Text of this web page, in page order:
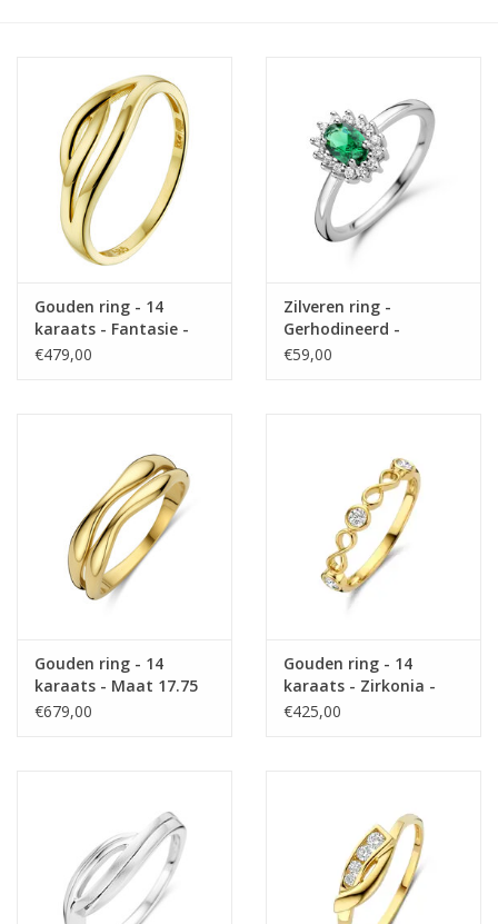
Gouden ring - 14
karaats - Fantasie -
Maat 18.5
€479,00
Zilveren ring -
Gerhodineerd -
Synthetisch Smaragd -
€59,00
Gouden ring - 14
karaats - Maat 17.75
€679,00
Gouden ring - 14
karaats - Zirkonia -
Maat 18
€425,00